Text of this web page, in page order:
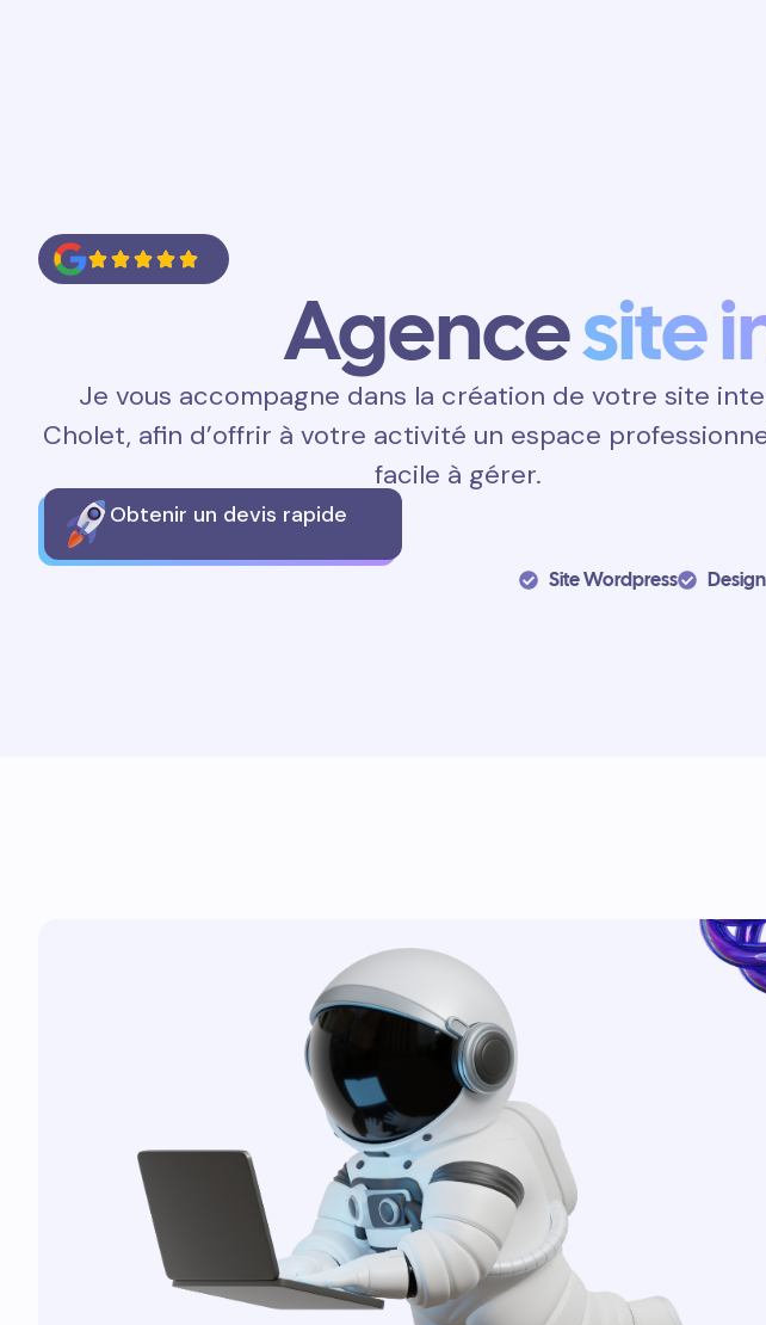
Agencesite
Je vous accompagne dans la création de votre site
Cholet, afin d’offrir à votre activité un espace
facile à gérer.
Obtenir un devis rapide
Site Wordpress